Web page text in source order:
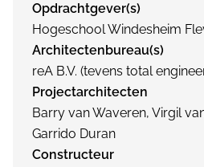
Opdrachtgever(s)
Hogeschool Windesheim
Architectenbureau(s)
reA B.V. (tevens total
Projectarchitecten
Barry van Waveren, Virgil
Garrido Duran
Constructeur